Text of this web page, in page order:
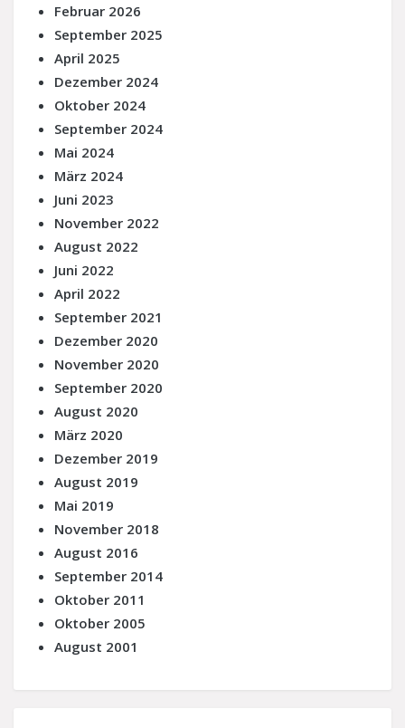
Februar 2026
September 2025
April 2025
Dezember 2024
Oktober 2024
September 2024
Mai 2024
März 2024
Juni 2023
November 2022
August 2022
Juni 2022
April 2022
September 2021
Dezember 2020
November 2020
September 2020
August 2020
März 2020
Dezember 2019
August 2019
Mai 2019
November 2018
August 2016
September 2014
Oktober 2011
Oktober 2005
August 2001